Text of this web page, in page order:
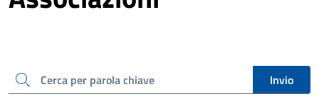
Cerca una parola chiave
Invio